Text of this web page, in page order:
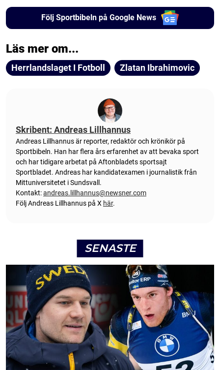
Följ Sportbibeln på Google News
Läs mer om...
Herrlandslaget I Fotboll Zlatan Ibrahimovic
Skribent: Andreas Lillhannus
Andreas Lillhannus är reporter, redaktör och krönikör på
Sportbibeln. Han har flera års erfarenhet av att bevaka sport
och har tidigare arbetat på Aftonbladets sportsajt
Sportbladet. Andreas har kandidatexamen i journalistik från
Mittuniversitetet i Sundsvall.
Kontakt:andreas.lillhannus@newsner.com
Följ Andreas Lillhannus på X här.
SENASTE